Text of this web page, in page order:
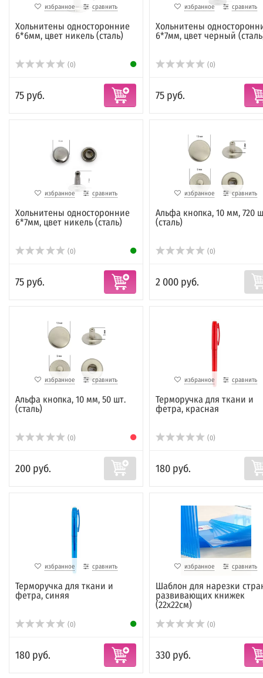
избранное сравнить
Хольнитены односторонние
6*6мм, цвет никель (сталь)
(0)
75 руб.
избранное сравнить
Хольнитены
6*7мм, цвет черный
(0)
75 руб.
избранное сравнить
Хольнитены односторонние
6*7мм, цвет никель (сталь)
(0)
75 руб.
избранное сравнить
Альфа кнопка, 10 мм, 720
(сталь)
(0)
2 000 руб.
избранное сравнить
Альфа кнопка, 10 мм, 50 шт.
(сталь)
(0)
200 руб.
избранное сравнить
Терморучка для ткани и
фетра, красная
(0)
180 руб.
избранное сравнить
Терморучка для ткани и
фетра, синяя
(0)
180 руб.
избранное сравнить
Шаблон для нарезки
развивающих книжек
(22х22см)
(0)
330 руб.